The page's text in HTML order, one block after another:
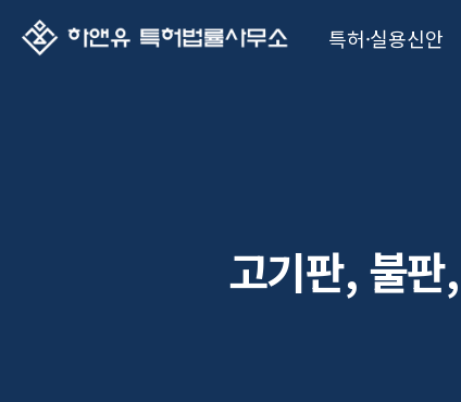
특허·실용신안
고기판, 불